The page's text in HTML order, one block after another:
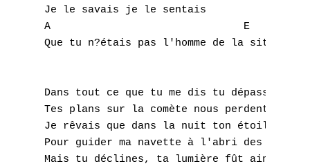
Je le savais je le sentais
A                               E     F#
Que tu n?étais pas l'homme de la situation
Dans tout ce que tu me dis tu dépasses
Tes plans sur la comète nous perdent dans
Je rêvais que dans la nuit ton étoile
Pour guider ma navette à l'abri des périls,
Mais tu déclines, ta lumière fût ainsi
M
O
P